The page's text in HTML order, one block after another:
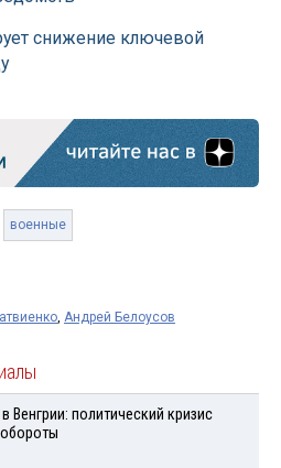
снижение ключевой
военные
, Андрей Белоусов
Венгрии: политический кризис